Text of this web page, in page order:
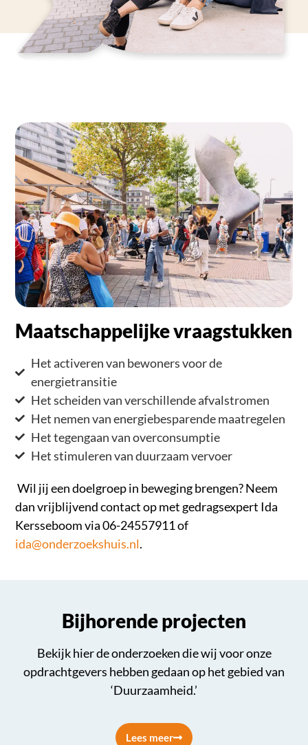
Maatschappelijke vraagstukken
Het activeren van bewoners voor de
energietransitie
Het scheiden van verschillende afvalstromen
Het nemen van energiebesparende maatregelen
Het tegengaan van overconsumptie
Het stimuleren van duurzaam vervoer
Wil jij een doelgroep in beweging brengen? Neem
dan vrijblijvend contactop met gedragsexpert Ida
Kersseboom via 06-24557911 of
ida@onderzoekshuis.nl.
Bijhorende projecten
Bekijk hier de onderzoeken die wij voor onze
opdrachtgevers hebben gedaan op het gebied van
‘Duurzaamheid.’
Lees meer